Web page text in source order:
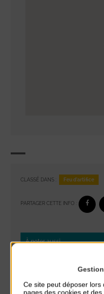
CLASSÉ DANS : Feu d'artifice
PARTAGER CETTE INFO :
À noter aussi
Plage du passous
Ce site peut déposer
pages des cookies et